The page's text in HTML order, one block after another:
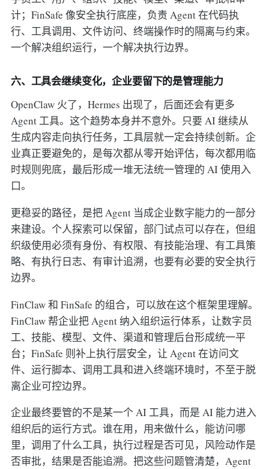
计；FinSafe 像安全执行底座，负责 Agent 在代码执
行、工具调用、文件访问、终端操作时的隔离与约束。
一个解决组织运行，一个解决执行边界。
六、工具会继续变化，企业要留下的是管理能力
OpenClaw 火了，Hermes 出现了，后面还会有更多
Agent 工具。这个趋势本身并不意外。只要 AI 继续从
生成内容走向执行任务，工具层就一定会持续创新。企
业真正要避免的，是每次都从零开始评估，每次都用临
时规则兜底，最后形成一堆无法统一管理的 AI 使用入
口。
更稳妥的路径，是把 Agent 当成企业数字能力的一部分
来建设。个人探索可以保留，部门试点可以存在，但组
织级使用必须有身份、有权限、有技能治理、有工具策
略、有执行日志、有审计追溯，也要有必要的安全执行
边界。
FinClaw 和 FinSafe 的组合，可以放在这个框架里理解。
FinClaw 帮企业把 Agent 纳入组织运行体系，让数字员
工、技能、模型、文件、渠道和管理后台形成统一平
台；FinSafe 则补上执行层安全，让 Agent 在访问文
件、运行脚本、调用工具和进入终端环境时，不至于脱
离企业可控边界。
企业最终要管的不是某一个 AI 工具，而是 AI 能力进入
组织后的运行方式。谁在用，用来做什么，能访问哪
里，调用了什么工具，执行过程是否可见，风险动作是
否审批，结果是否能追溯。把这些问题管清楚，Agent